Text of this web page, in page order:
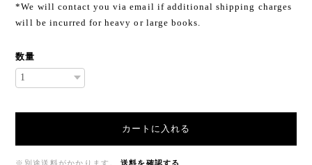
*We will contact you via email if additional shipping charges
will be incurred for heavy or large books.
数量
カートに入れる
※別途送料がかかります。
送料を確認する